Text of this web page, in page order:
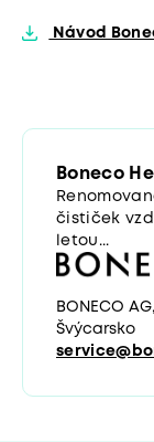
Návod
Boneco
čističek
letou...
BONECO
Švýcarsko